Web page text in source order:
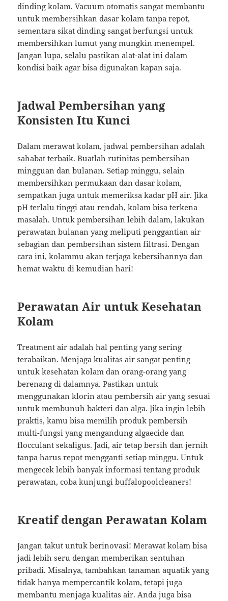
dinding kolam. Vacuum otomatis sangat membantu
untuk membersihkan dasar kolam tanpa repot,
sementara sikat dinding sangat berfungsi untuk
membersihkan lumut yang mungkin menempel.
Jangan lupa, selalu pastikan alat-alat ini dalam
kondisi baik agar bisa digunakan kapan saja.
Jadwal Pembersihan yang
Konsisten Itu Kunci
Dalam merawat kolam, jadwal pembersihan adalah
sahabat terbaik. Buatlah rutinitas pembersihan
mingguan dan bulanan. Setiap minggu, selain
membersihkan permukaan dan dasar kolam,
sempatkan juga untuk memeriksa kadar pH air. Jika
pH terlalu tinggi atau rendah, kolam bisa terkena
masalah. Untuk pembersihan lebih dalam, lakukan
perawatan bulanan yang meliputi penggantian air
sebagian dan pembersihan sistem filtrasi. Dengan
cara ini, kolammu akan terjaga kebersihannya dan
hemat waktu di kemudian hari!
Perawatan Air untuk Kesehatan
Kolam
Treatment air adalah hal penting yang sering
terabaikan. Menjaga kualitas air sangat penting
untuk kesehatan kolam dan orang-orang yang
berenang di dalamnya. Pastikan untuk
menggunakan klorin atau pembersih air yang sesuai
untuk membunuh bakteri dan alga. Jika ingin lebih
praktis, kamu bisa memilih produk pembersih
multi-fungsi yang mengandung algaecide dan
flocculant sekaligus. Jadi, air tetap bersih dan jernih
tanpa harus repot mengganti setiap minggu. Untuk
mengecek lebih banyak informasi tentang produk
perawatan, coba kunjungibuffalopoolcleaners!
Kreatif dengan Perawatan Kolam
Jangan takut untuk berinovasi! Merawat kolam bisa
jadi lebih seru dengan memberikan sentuhan
pribadi. Misalnya, tambahkan tanaman aquatik yang
tidak hanya mempercantik kolam, tetapi juga
membantu menjaga kualitas air. Anda juga bisa